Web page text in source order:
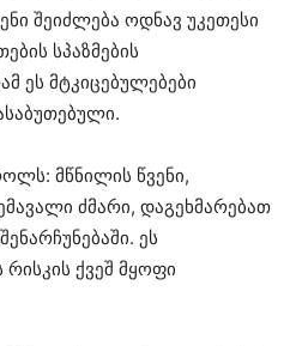
შეიძლება ოდნავ უკეთესი
სპაზმების
ეს მტკიცებულებები
მწნილის წვენი,
ძმარი, დაგეხმარებათ
ეს
ქვეშ მყოფი